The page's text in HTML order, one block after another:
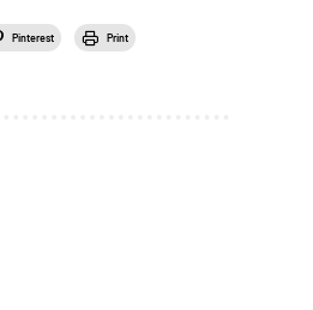
Pinterest Print